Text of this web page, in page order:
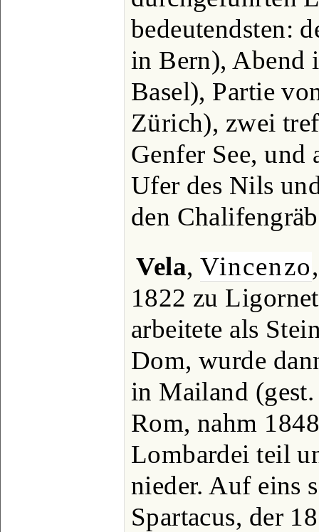
bedeutendsten:
in Bern), Abend
Basel), Partie
Zürich), zwei
Genfer See, und
Ufer des Nils
den
Vela, Vincenzo
1822 zu
arbeitete als
Dom, wurde
in Mailand
Rom, nahm
Lombardei teil
nieder. Auf eins
Spartacus, der